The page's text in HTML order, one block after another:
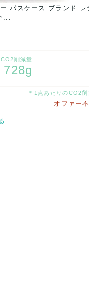
パスケース ブランド レ
...
削減量
728g
＊1点あたりのCO2削
オファー